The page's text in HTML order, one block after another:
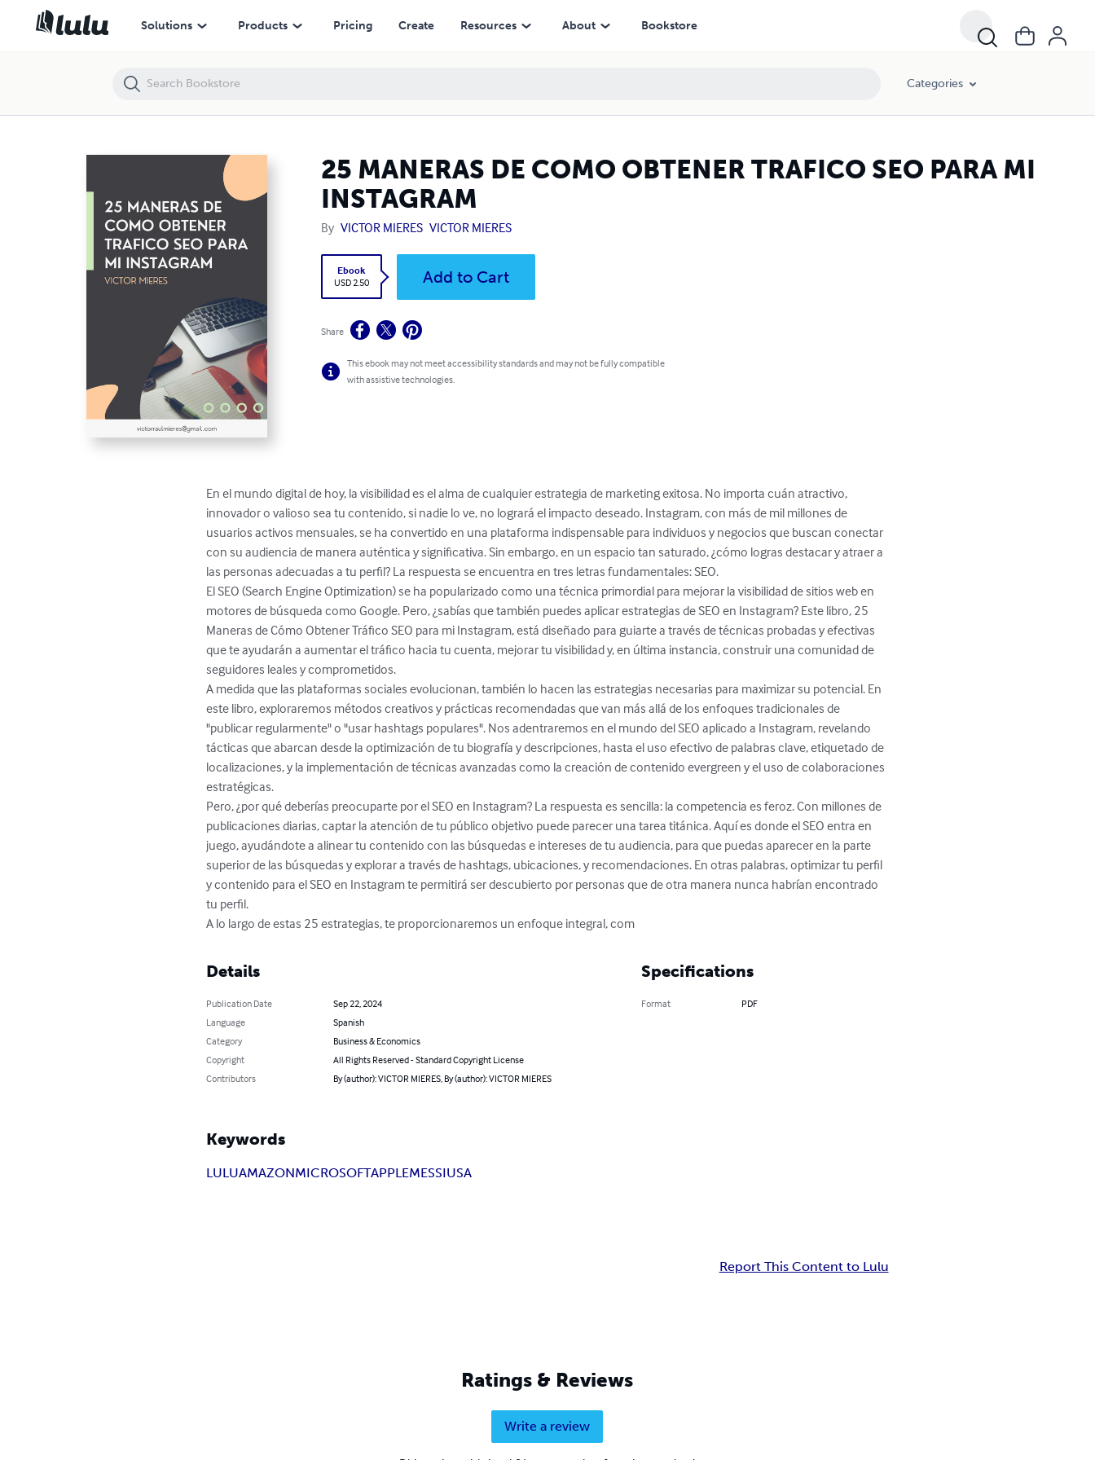
Solutions Products Pricing Create Resources About Bookstore
Categories
25 MANERAS DE COMO OBTENER TRAFICO SEO PARA MI
INSTAGRAM
By VICTOR MIERES VICTOR MIERES
Ebook
USD 2.50
Add to Cart
Share
This ebook may not meet accessibility standards and may not be fully compatible
with assistive technologies.
En el mundo digital de hoy, la visibilidad es el alma de cualquier estrategia de marketing exitosa. No importa cuán atractivo,
innovador o valioso sea tu contenido, si nadie lo ve, no logrará el impacto deseado. Instagram, con más de mil millones de
usuarios activos mensuales, se ha convertido en una plataforma indispensable para individuos y negocios que buscan conectar
con su audiencia de manera auténtica y significativa. Sin embargo, en un espacio tan saturado, ¿cómo logras destacar y atraer a
las personas adecuadas a tu perfil? La respuesta se encuentra en tres letras fundamentales: SEO.
El SEO (Search Engine Optimization) se ha popularizado como una técnica primordial para mejorar la visibilidad de sitios web en
motores de búsqueda como Google. Pero, ¿sabías que también puedes aplicar estrategias de SEO en Instagram? Este libro, 25
Maneras de Cómo Obtener Tráfico SEO para mi Instagram, está diseñado para guiarte a través de técnicas probadas y efectivas
que te ayudarán a aumentar el tráfico hacia tu cuenta, mejorar tu visibilidad y, en última instancia, construir una comunidad de
seguidores leales y comprometidos.
A medida que las plataformas sociales evolucionan, también lo hacen las estrategias necesarias para maximizar su potencial. En
este libro, exploraremos métodos creativos y prácticas recomendadas que van más allá de los enfoques tradicionales de
"publicar regularmente" o "usar hashtags populares". Nos adentraremos en el mundo del SEO aplicado a Instagram, revelando
tácticas que abarcan desde la optimización de tu biografía y descripciones, hasta el uso efectivo de palabras clave, etiquetado de
localizaciones, y la implementación de técnicas avanzadas como la creación de contenido evergreen y el uso de colaboraciones
estratégicas.
Pero, ¿por qué deberías preocuparte por el SEO en Instagram? La respuesta es sencilla: la competencia es feroz. Con millones de
publicaciones diarias, captar la atención de tu público objetivo puede parecer una tarea titánica. Aquí es donde el SEO entra en
juego, ayudándote a alinear tu contenido con las búsquedas e intereses de tu audiencia, para que puedas aparecer en la parte
superior de las búsquedas y explorar a través de hashtags, ubicaciones, y recomendaciones. En otras palabras, optimizar tu perfil
y contenido para el SEO en Instagram te permitirá ser descubierto por personas que de otra manera nunca habrían encontrado
tu perfil.
A lo largo de estas 25 estrategias, te proporcionaremos un enfoque integral, com
Details
Publication Date
Sep 22, 2024
Language
Spanish
Category
Business & Economics
Copyright
All Rights Reserved - Standard Copyright License
Contributors
By (author): VICTOR MIERES, By (author): VICTOR MIERES
Specifications
Format PDF
Keywords
LULUAMAZONMICROSOFTAPPLEMESSIUSA
Report This Content to Lulu
Ratings & Reviews
Write a review
25 MANERAS DE COMO OBTENER TRAFICO SEO PARA MI INSTAGRAM